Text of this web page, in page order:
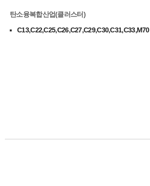
탄소융복합산업(클러스터)
C13,C22,C25,C26,C27,C29,C30,C31,C33,M70